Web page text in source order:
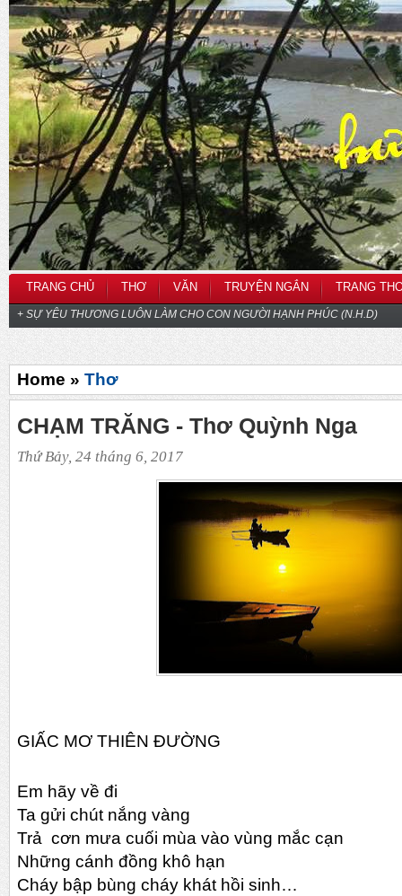
TRANG CHỦ THƠ VĂN TRUYỆN NGẮN TRANG
+ SỰ YÊU THƯƠNG LUÔN LÀM CHO CON NGƯỜI HẠNH PHÚC (N.H.D)
Home » Thơ
CHẠM TRĂNG - Thơ Quỳnh Nga
Thứ Bảy, 24 tháng 6, 2017
GIẤC MƠ THIÊN ĐƯỜNG
Em hãy về đi
Ta gửi chút nắng vàng
Trả cơn mưa cuối mùa vào vùng mắc cạn
Những cánh đồng khô hạn
Cháy bập bùng cháy khát hồi sinh…